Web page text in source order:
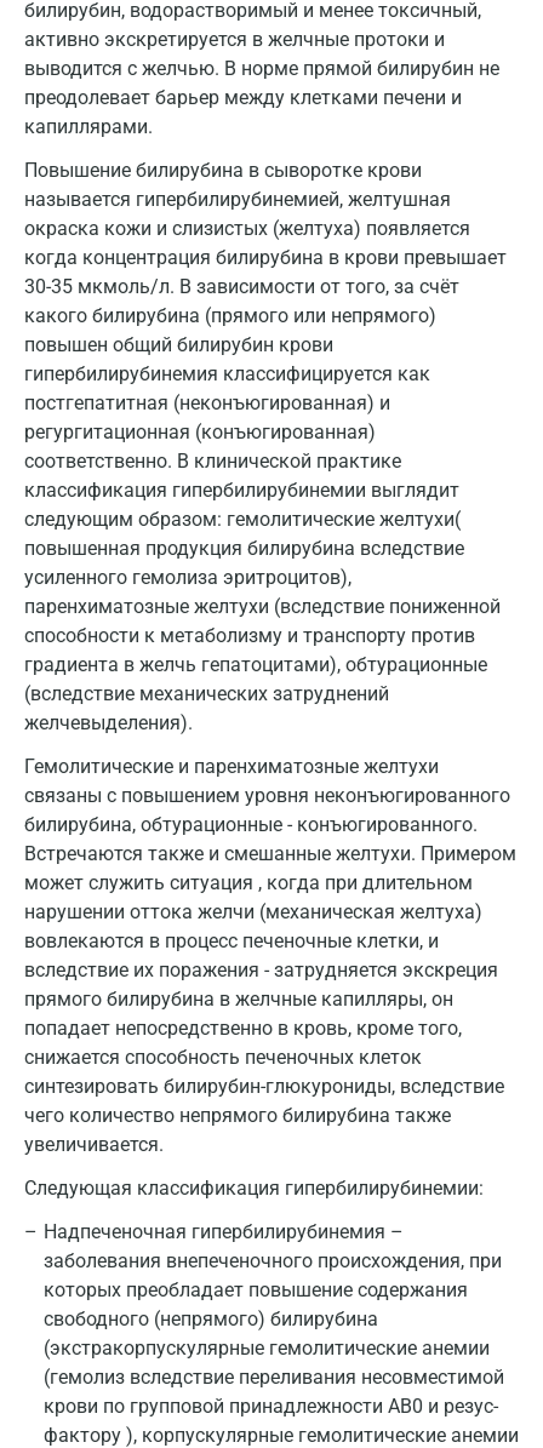
билирубин, водорастворимый и менее токсичный,
активно экскретируется в желчные протоки и
выводится с желчью. В норме прямой билирубин не
преодолевает барьер между клетками печени и
капиллярами.
Повышение билирубина в сыворотке крови
называется гипербилирубинемией, желтушная
окраска кожи и слизистых (желтуха) появляется
когда концентрация билирубина в крови превышает
30-35 мкмоль/л. В зависимости от того, за счёт
какого билирубина (прямого или непрямого)
повышен общий билирубин крови
гипербилирубинемия классифицируется как
постгепатитная (неконъюгированная) и
регургитационная (конъюгированная)
соответственно. В клинической практике
классификация гипербилирубинемии выглядит
следующим образом: гемолитические желтухи(
повышенная продукция билирубина вследствие
усиленного гемолиза эритроцитов),
паренхиматозные желтухи (вследствие пониженной
способности к метаболизму и транспорту против
градиента в желчь гепатоцитами), обтурационные
(вследствие механических затруднений
желчевыделения).
Гемолитические и паренхиматозные желтухи
связаны с повышением уровня неконъюгированного
билирубина, обтурационные - конъюгированного.
Встречаются также и смешанные желтухи. Примером
может служить ситуация , когда при длительном
нарушении оттока желчи (механическая желтуха)
вовлекаются в процесс печеночные клетки, и
вследствие их поражения - затрудняется экскреция
прямого билирубина в желчные капилляры, он
попадает непосредственно в кровь, кроме того,
снижается способность печеночных клеток
синтезировать билирубин-глюкурониды, вследствие
чего количество непрямого билирубина также
увеличивается.
Следующая классификация гипербилирубинемии:
Надпеченочная гипербилирубинемия –
заболевания внепеченочного происхождения, при
которых преобладает повышение содержания
свободного (непрямого) билирубина
(экстракорпускулярные гемолитические анемии
(гемолиз вследствие переливания несовместимой
крови по групповой принадлежности AB0 и резус-
фактору ), корпускулярные гемолитические анемии
Звенигород
Зеленоград
Иваново
Ижевск
Истра
Йошкар-Ола
Калининград
Калуга
Кемерово
Ковров
Коломна
Королев
Кострома
Котельники
Красногорск
Краснодар
Красноярск
Курск
Лабинск
Лобня
Люберцы
Майкоп
Мурино
Мурманск
Мытищи
Набережные Челны
Наро-Фоминск
Нижневартовск
Нижнекамск